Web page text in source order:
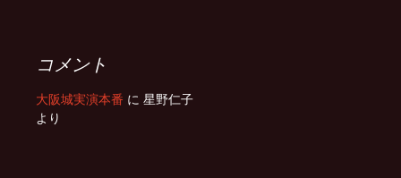
コメント
大阪城実演本番 に 星野仁子
より